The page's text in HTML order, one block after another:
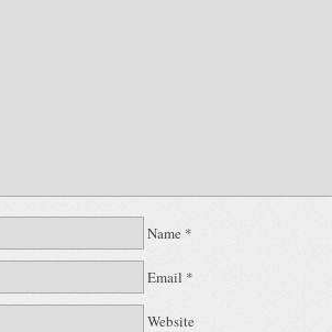
Name *
Email *
Website